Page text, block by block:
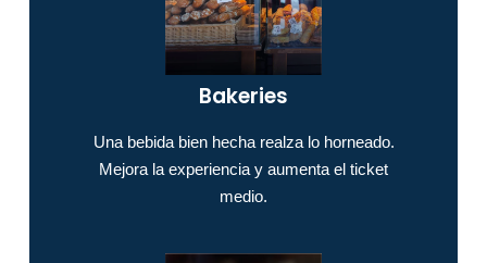
Bakeries​
Una bebida bien hecha realza lo horneado.
Mejora la experiencia y aumenta el ticket
medio.